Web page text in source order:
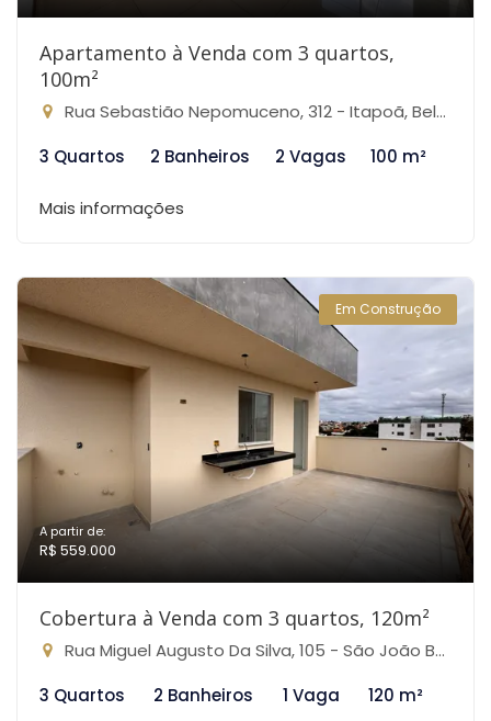
Apartamento à Venda com 3 quartos,
100m²
Rua Sebastião Nepomuceno, 312 - Itapoã, Belo Horizonte-MG
3 Quartos
2 Banheiros 2 Vagas 100 m²
Mais informações
Em Construção
A partir de:
R$ 559.000
Cobertura à Venda com 3 quartos, 120m²
Rua Miguel Augusto Da Silva, 105 - São João Batista, Belo Horizonte-MG
3 Quartos
2 Banheiros 1 Vaga 120 m²